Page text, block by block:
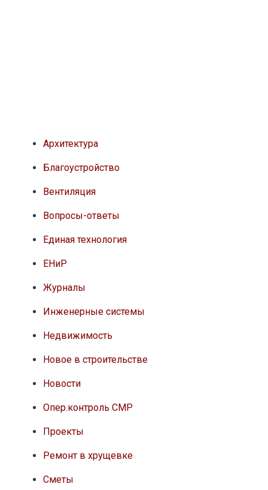
Архитектура
Благоустройство
Вентиляция
Вопросы-ответы
Единая технология
ЕНиР
Журналы
Инженерные системы
Недвижимость
Новое в строительстве
Новости
Опер.контроль СМР
Проекты
Ремонт в хрущевке
Сметы